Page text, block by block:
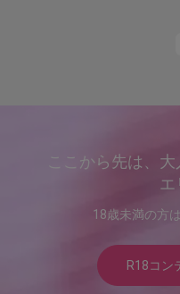
ここから先は、
エ
18歳未満の方
R18コン